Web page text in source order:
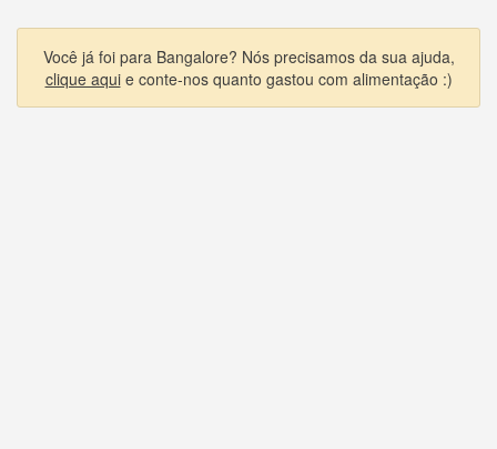
Você já foi para Bangalore? Nós precisamos da sua ajuda,
clique aquie conte-nos quanto gastou com alimentação :)